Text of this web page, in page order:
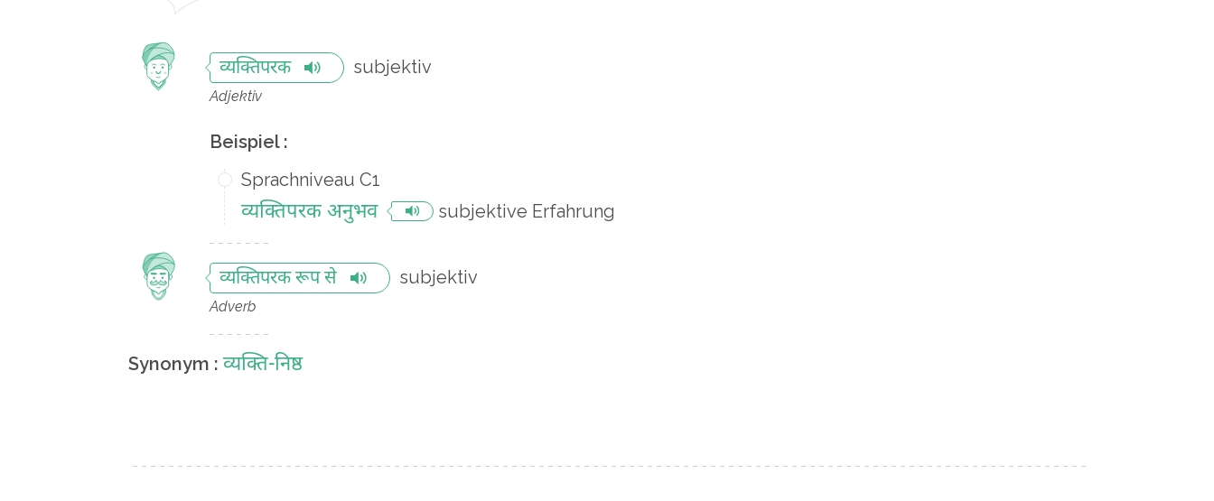
व्यक्तिपरक subjektiv
Adjektiv
Beispiel :
Sprachniveau C1
व्यक्तिपरक अनुभव subjektive Erfahrung
व्यक्तिपरक रूप से subjektiv
Adverb
Synonym : व्यक्ति-निष्ठ